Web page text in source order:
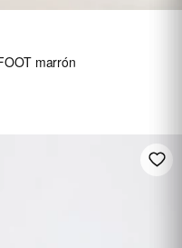
marrón